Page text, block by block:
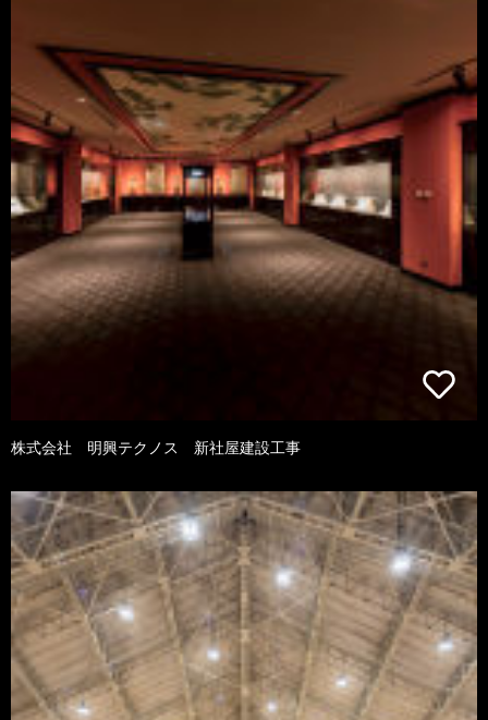
株式会社 明興テクノス 新社屋建設工事